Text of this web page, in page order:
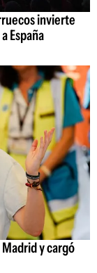
invierte
España
y cargó